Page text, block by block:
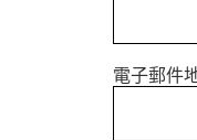
電子郵件